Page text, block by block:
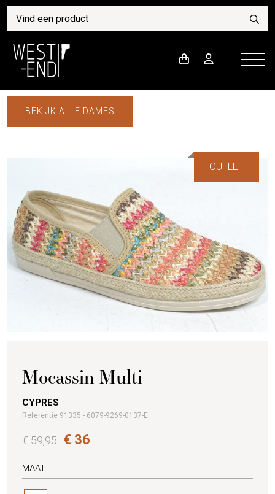
BEKIJK ALLE DAMES
OUTLET
Mocassin Multi
CYPRES
Referentie 91335 - 6079-9269-0137-E
€ 59,95 € 36
MAAT